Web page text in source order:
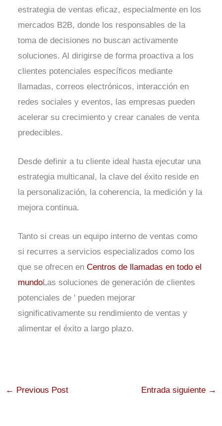
estrategia de ventas eficaz, especialmente en los
mercados B2B, donde los responsables de la
toma de decisiones no buscan activamente
soluciones. Al dirigirse de forma proactiva a los
clientes potenciales específicos mediante
llamadas, correos electrónicos, interacción en
redes sociales y eventos, las empresas pueden
acelerar su crecimiento y crear canales de venta
predecibles.
Desde definir a tu cliente ideal hasta ejecutar una
estrategia multicanal, la clave del éxito reside en
la personalización, la coherencia, la medición y la
mejora continua.
Tanto si creas un equipo interno de ventas como
si recurres a servicios especializados como los
que se ofrecen enCentros de llamadas en todo el
mundoLas soluciones de generación de clientes
potenciales de ' pueden mejorar
significativamente su rendimiento de ventas y
alimentar el éxito a largo plazo.
← Previous Post Entrada siguiente →